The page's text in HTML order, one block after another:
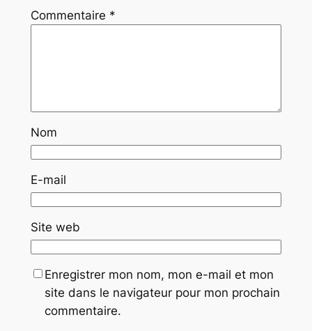
Commentaire *
Nom
E-mail
Site web
Enregistrer mon nom, mon e-mail et mon
site dans le navigateur pour mon prochain
commentaire.